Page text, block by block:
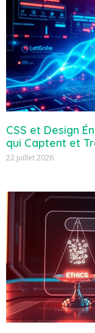
CSS et Design
qui Captent et
22 juillet 2026